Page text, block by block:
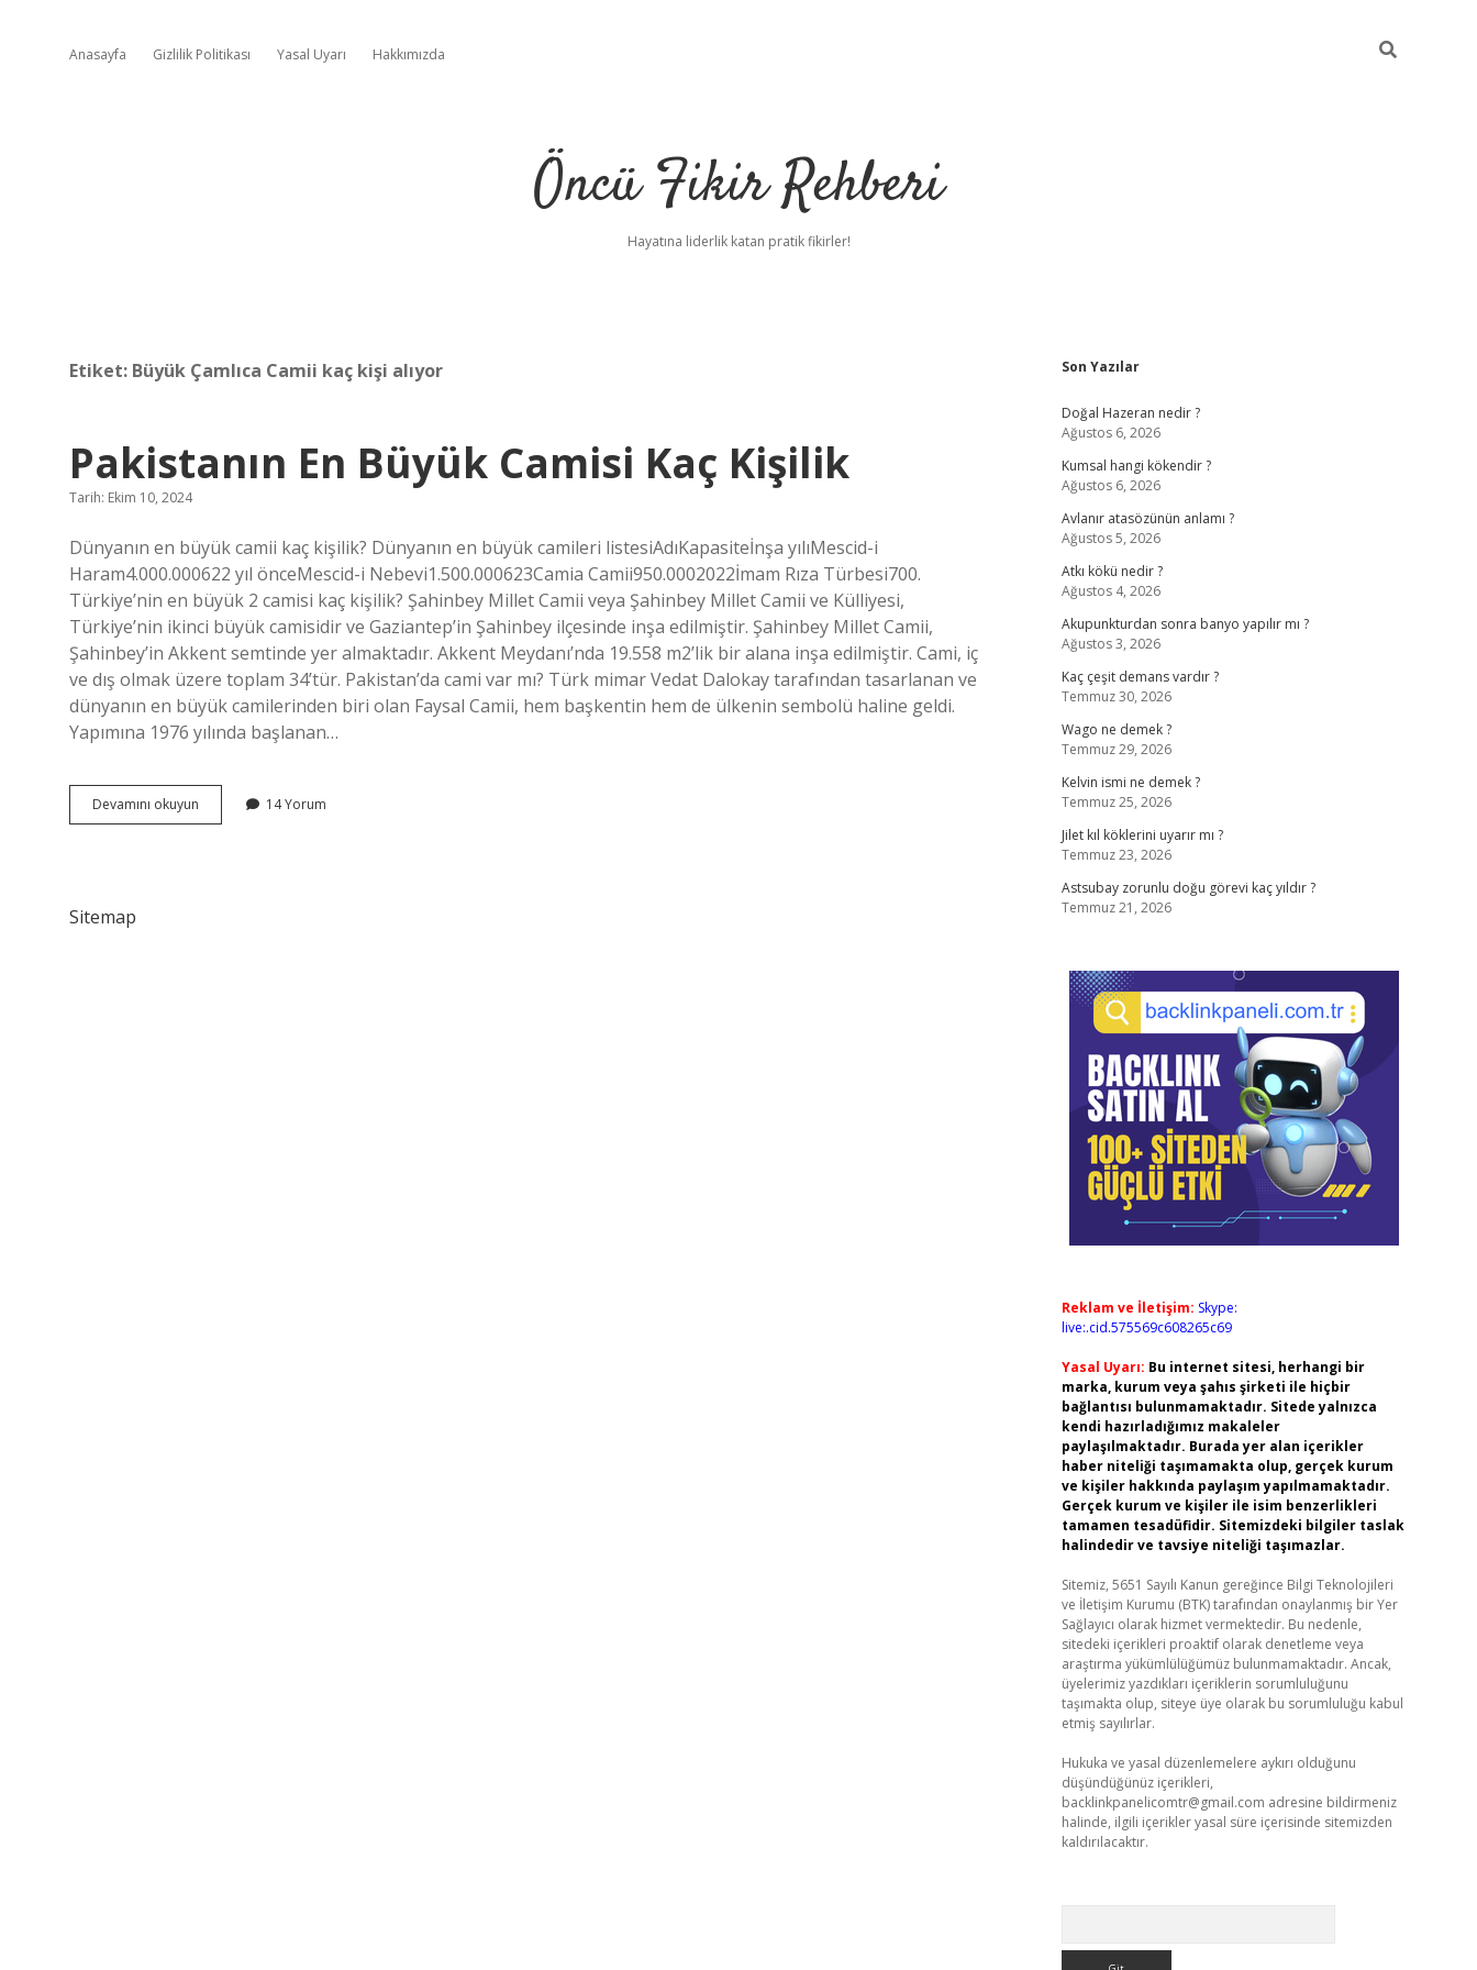
Anasayfa Gizlilik Politikası Yasal Uyarı Hakkımızda
Öncü Fikir Rehberi
Hayatına liderlik katan pratik fikirler!
Etiket: Büyük Çamlıca Camii kaç kişi alıyor
Pakistanın En Büyük Camisi Kaç Kişilik
Tarih: Ekim 10, 2024
Dünyanın en büyük camii kaç kişilik? Dünyanın en büyük camileri listesiAdıKapasiteİnşa yılıMescid-i
Haram4.000.000622 yıl önceMescid-i Nebevi1.500.000623Camia Camii950.0002022İmam Rıza Türbesi700.
Türkiye’nin en büyük 2 camisi kaç kişilik? Şahinbey Millet Camii veya Şahinbey Millet Camii ve Külliyesi,
Türkiye’nin ikinci büyük camisidir ve Gaziantep’in Şahinbey ilçesinde inşa edilmiştir. Şahinbey Millet Camii,
Şahinbey’in Akkent semtinde yer almaktadır. Akkent Meydanı’nda 19.558 m2’lik bir alana inşa edilmiştir. Cami, iç
ve dış olmak üzere toplam 34’tür. Pakistan’da cami var mı? Türk mimar Vedat Dalokay tarafından tasarlanan ve
dünyanın en büyük camilerinden biri olan Faysal Camii, hem başkentin hem de ülkenin sembolü haline geldi.
Yapımına 1976 yılında başlanan…
Devamını okuyun Pakistanın
En
14 Yorum
Sitemap
Sidebar
Son Yazılar
Doğal Hazeran nedir ?
Ağustos 6, 2026
Kumsal hangi kökendir ?
Ağustos 6, 2026
Avlanır atasözünün anlamı ?
Ağustos 5, 2026
Atkı kökü nedir ?
Ağustos 4, 2026
Akupunkturdan sonra banyo yapılır mı ?
Ağustos 3, 2026
Kaç çeşit demans vardır ?
Temmuz 30, 2026
Wago ne demek ?
Temmuz 29, 2026
Kelvin ismi ne demek ?
Temmuz 25, 2026
Jilet kıl köklerini uyarır mı ?
Temmuz 23, 2026
Astsubay zorunlu doğu görevi kaç yıldır ?
Temmuz 21, 2026
Reklam ve İletişim: Skype:
live:.cid.575569c608265c69
Yasal Uyarı: Bu internet sitesi, herhangi bir
marka, kurum veya şahıs şirketi ile hiçbir
bağlantısı bulunmamaktadır. Sitede yalnızca
kendi hazırladığımız makaleler
paylaşılmaktadır. Burada yer alan içerikler
haber niteliği taşımamakta olup, gerçek kurum
ve kişiler hakkında paylaşım yapılmamaktadır.
Gerçek kurum ve kişiler ile isim benzerlikleri
tamamen tesadüfidir. Sitemizdeki bilgiler taslak
halindedir ve tavsiye niteliği taşımazlar.
Sitemiz, 5651 Sayılı Kanun gereğince Bilgi Teknolojileri
ve İletişim Kurumu (BTK) tarafından onaylanmış bir Yer
Sağlayıcı olarak hizmet vermektedir. Bu nedenle,
sitedeki içerikleri proaktif olarak denetleme veya
araştırma yükümlülüğümüz bulunmamaktadır. Ancak,
üyelerimiz yazdıkları içeriklerin sorumluluğunu
taşımakta olup, siteye üye olarak bu sorumluluğu kabul
etmiş sayılırlar.
Hukuka ve yasal düzenlemelere aykırı olduğunu
düşündüğünüz içerikleri,
backlinkpanelicomtr@gmail.com adresine bildirmeniz
halinde, ilgili içerikler yasal süre içerisinde sitemizden
kaldırılacaktır.
ilbet giriş